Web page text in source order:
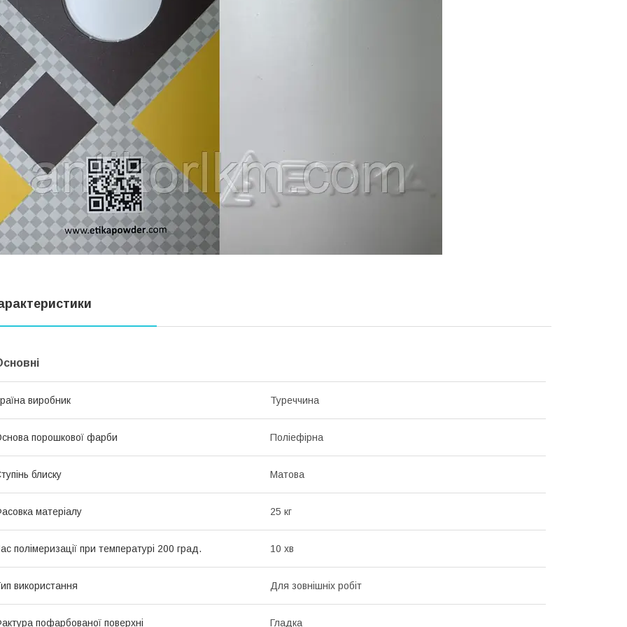
виробник Туреччина
порошкової фарби Поліефірна
блиску Матова
матеріалу 25 кг
полімеризації при температурі 200 град. 10 хв
використання Для зовнішніх робіт
пофарбованої поверхні Гладка